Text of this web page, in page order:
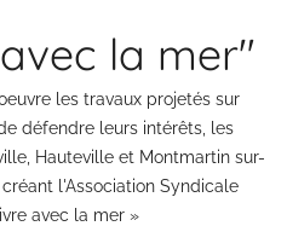
la mer"
les travaux projetés sur
défendre leurs intérêts, les
Hauteville et Montmartin sur-
l'Association Syndicale
avec la mer »